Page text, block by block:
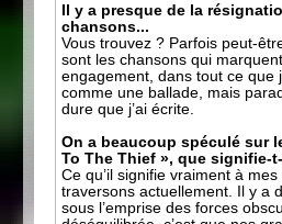
Il y a presque de la
chansons...
Vous trouvez ? Parfois peut-
sont les chansons qui
engagement, dans tout ce que
comme une ballade, mais
dure que j’ai écrite.
On a beaucoup spéculé sur
To The Thief », que signifie-
Ce qu’il signifie vraiment à
traversons actuellement. Il y a
sous l’emprise des forces